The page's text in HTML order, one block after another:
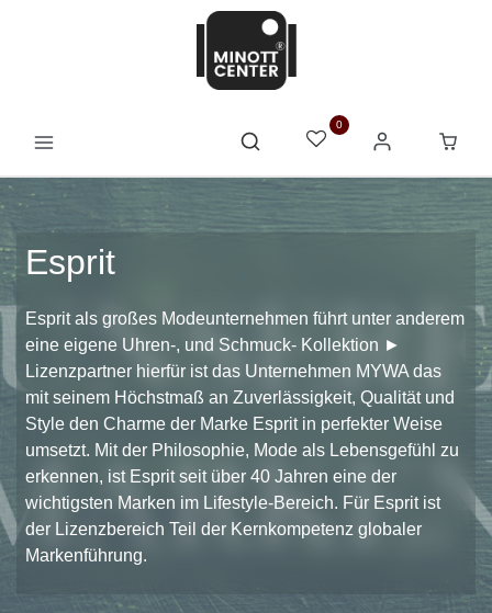
0
Esprit
Esprit als großes Modeunternehmen führt unter anderem
eine eigene Uhren-, und Schmuck- Kollektion ►
Lizenzpartner hierfür ist das Unternehmen MYWA das
mit seinem Höchstmaß an Zuverlässigkeit, Qualität und
Style den Charme der Marke Esprit in perfekter Weise
umsetzt. Mit der Philosophie, Mode als Lebensgefühl zu
erkennen, ist Esprit seit über 40 Jahren eine der
wichtigsten Marken im Lifestyle-Bereich. Für Esprit ist
der Lizenzbereich Teil der Kernkompetenz globaler
Markenführung.